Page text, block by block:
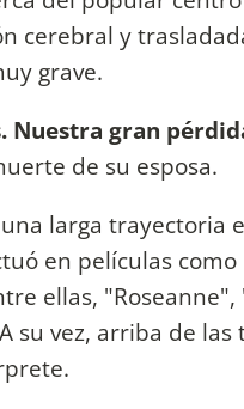
cerebral y
grave.
Nuestra gran
de su esposa.
larga trayectoria
en películas
ellas,
su vez, arriba de